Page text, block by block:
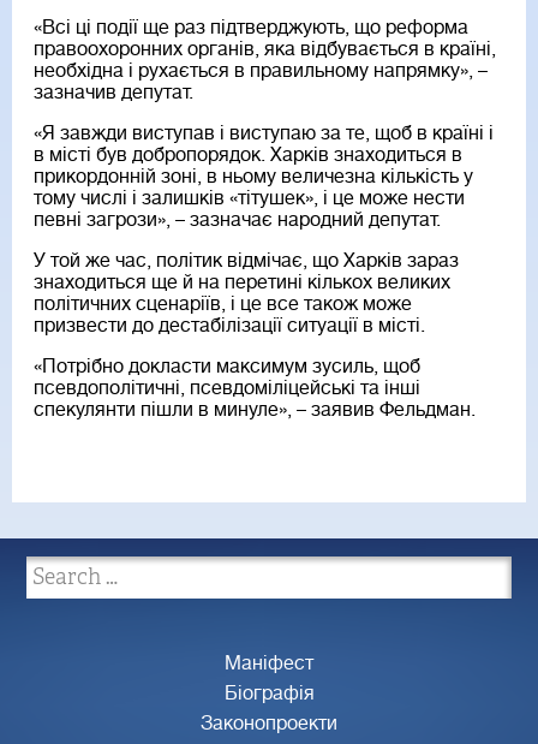
«Всі ці події ще раз підтверджують, що реформа
правоохоронних органів, яка відбувається в країні,
необхідна і рухається в правильному напрямку», –
зазначив депутат.
«Я завжди виступав і виступаю за те, щоб в країні і
в місті був добропорядок. Харків знаходиться в
прикордонній зоні, в ньому величезна кількість у
тому числі і залишків «тітушек», і це може нести
певні загрози», – зазначає народний депутат.
У той же час, політик відмічає, що Харків зараз
знаходиться ще й на перетині кількох великих
політичних сценаріїв, і це все також може
призвести до дестабілізації ситуації в місті.
«Потрібно докласти максимум зусиль, щоб
псевдополітичні, псевдоміліцейські та інші
спекулянти пішли в минуле», – заявив Фельдман.
Маніфест
Біографія
Законопроекти